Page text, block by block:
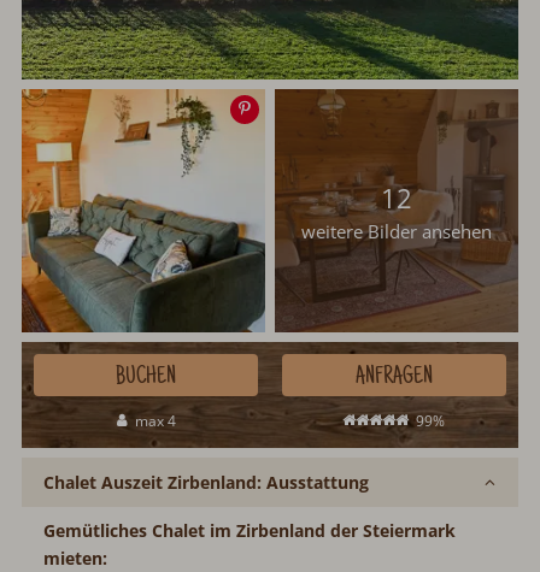
Speichern
12
weitere Bilder ansehen
max 4 99%
BUCHEN ANFRAGEN
Chalet Auszeit Zirbenland: Ausstattung
Gemütliches Chalet im Zirbenland der Steiermark
mieten: